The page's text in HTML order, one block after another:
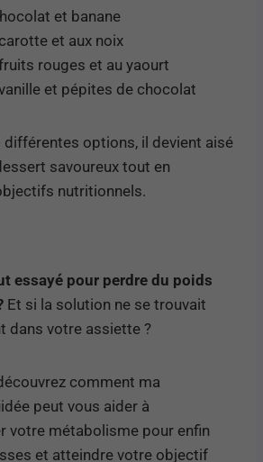
et banane
et aux noix
rouges et au yaourt
et pépites de chocolat
différentes options, il devient aisé
savoureux tout en
nutritionnels.
essayé pour perdre du poids
Et si la solution ne se trouvait
dans votre assiette ?
comment ma
peut vous aider à
votre métabolisme pour enfin
et atteindre votre objectif